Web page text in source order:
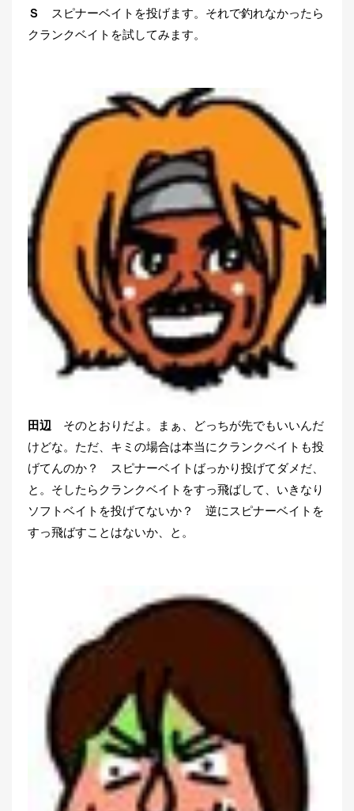
Ｓ
スピナーベイトを投げます。それで釣れなかったら
クランクベイトを試してみます。
田辺 そのとおりだよ。まぁ、どっちが先でもいいんだ
けどな。ただ、キミの場合は本当にクランクベイトも投
げてんのか？ スピナーベイトばっかり投げてダメだ、
と。そしたらクランクベイトをすっ飛ばして、いきなり
ソフトベイトを投げてないか？ 逆にスピナーベイトを
すっ飛ばすことはないか、と。